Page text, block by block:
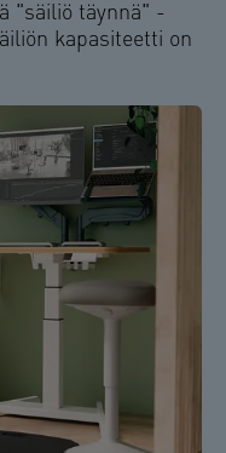
"säiliö täynnä" -
kapasiteetti on